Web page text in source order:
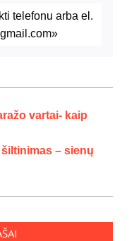
telefonu arba el.
vartai- kaip
– sienų